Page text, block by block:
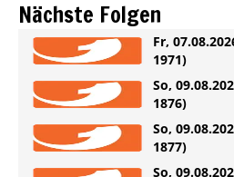
Nächste Folgen
Fr,
1971)
So,
1876)
So,
1877)
So,